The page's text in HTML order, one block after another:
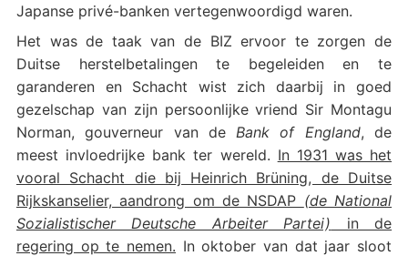
Japanse privé-banken vertegenwoordigd waren.
Het was de taak van de BIZ ervoor te zorgen de
Duitse herstelbetalingen te begeleiden en te
garanderen en Schacht wist zich daarbij in goed
gezelschap van zijn persoonlijke vriend Sir Montagu
Norman, gouverneur van deBank of England, de
meest invloedrijke bank ter wereld. In 1931 was het
vooral Schacht die bij Heinrich Brüning, de Duitse
Rijkskanselier, aandrong om de NSDAP (de National
Sozialistischer Deutsche Arbeiter Partei) in de
regering op te nemen. In oktober van dat jaar sloot